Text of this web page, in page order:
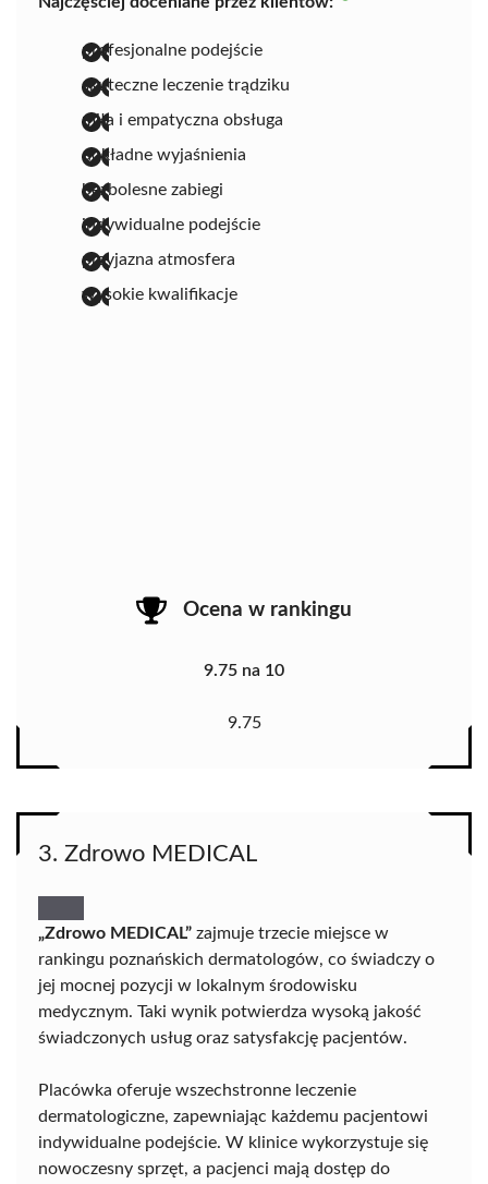
profesjonalne podejście
skuteczne leczenie trądziku
miła i empatyczna obsługa
dokładne wyjaśnienia
bezbolesne zabiegi
indywidualne podejście
przyjazna atmosfera
wysokie kwalifikacje
Ocena w rankingu
9.75 na 10
9.75
3. Zdrowo MEDICAL
„Zdrowo MEDICAL” zajmuje trzecie miejsce w
rankingu poznańskich dermatologów, co świadczy o
jej mocnej pozycji w lokalnym środowisku
medycznym. Taki wynik potwierdza wysoką jakość
świadczonych usług oraz satysfakcję pacjentów.
Placówka oferuje wszechstronne leczenie
dermatologiczne, zapewniając każdemu pacjentowi
indywidualne podejście. W klinice wykorzystuje się
nowoczesny sprzęt, a pacjenci mają dostęp do